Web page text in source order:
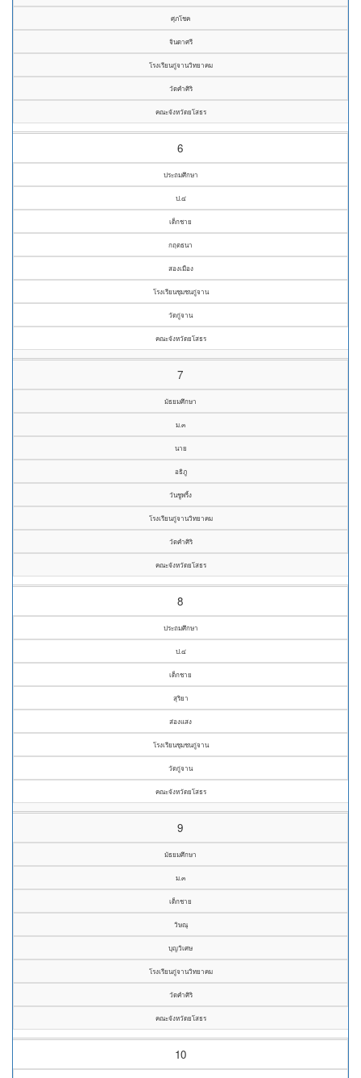
ศุภโชค
จินดาศรี
โรงเรียนกู่จานวิทยาคม
วัดคำศิริ
คณะจังหวัดยโสธร
6
ประถมศึกษา
ป.๔
เด็กชาย
กฤตธนา
สองเมือง
โรงเรียนชุมชนกู่จาน
วัดกู่จาน
คณะจังหวัดยโสธร
7
มัธยมศึกษา
ม.๓
นาย
อธิภู
วันชูพริ้ง
โรงเรียนกู่จานวิทยาคม
วัดคำศิริ
คณะจังหวัดยโสธร
8
ประถมศึกษา
ป.๔
เด็กชาย
สุริยา
ส่องแสง
โรงเรียนชุมชนกู่จาน
วัดกู่จาน
คณะจังหวัดยโสธร
9
มัธยมศึกษา
ม.๓
เด็กชาย
วิษณุ
บุญวิเศษ
โรงเรียนกู่จานวิทยาคม
วัดคำศิริ
คณะจังหวัดยโสธร
10